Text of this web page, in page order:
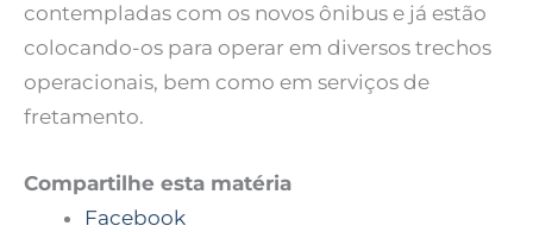
contempladas com os novos ônibus e já estão
colocando-os para operar em diversos trechos
operacionais, bem como em serviços de
fretamento.
Compartilhe esta matéria
Facebook